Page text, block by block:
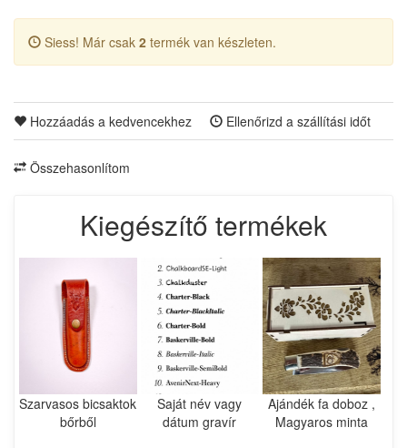
Siess! Már csak 2 termék van készleten.
Hozzáadás a kedvencekhez Ellenőrizd a szállítási időt
Összehasonlítom
Kiegészítő termékek
Szarvasos bicsaktok
bőrből
Saját név vagy
dátum gravír
Ajándék fa doboz ,
Magyaros minta